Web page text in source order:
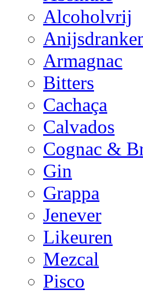
Alcoholvrij
Armagnac
Bitters
Cachaça
Calvados
Cognac &
Gin
Grappa
Jenever
Likeuren
Mezcal
Pisco